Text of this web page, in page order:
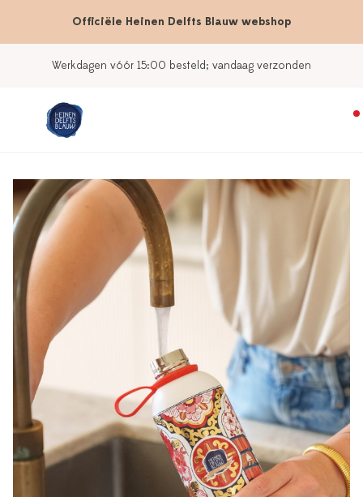
Officiële Heinen Delfts Blauw webshop
Werkdagen vóór 15:00 besteld; vandaag verzonden